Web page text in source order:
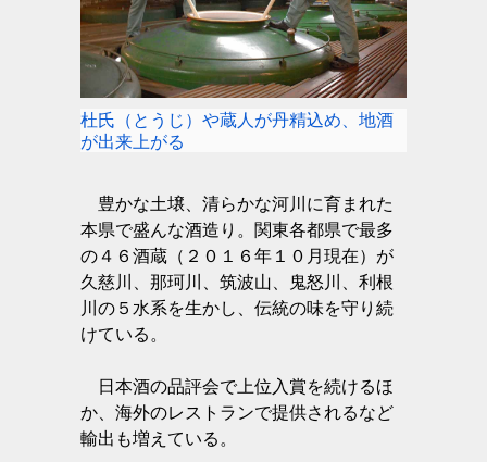
杜氏（とうじ）や蔵人が丹精込め、地酒
が出来上がる
豊かな土壌、清らかな河川に育まれた
本県で盛んな酒造り。関東各都県で最多
の４６酒蔵（２０１６年１０月現在）が
久慈川、那珂川、筑波山、鬼怒川、利根
川の５水系を生かし、伝統の味を守り続
けている。
日本酒の品評会で上位入賞を続けるほ
か、海外のレストランで提供されるなど
輸出も増えている。